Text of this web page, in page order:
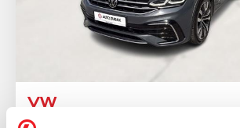
VW
TIGUAN 2.0 TDI